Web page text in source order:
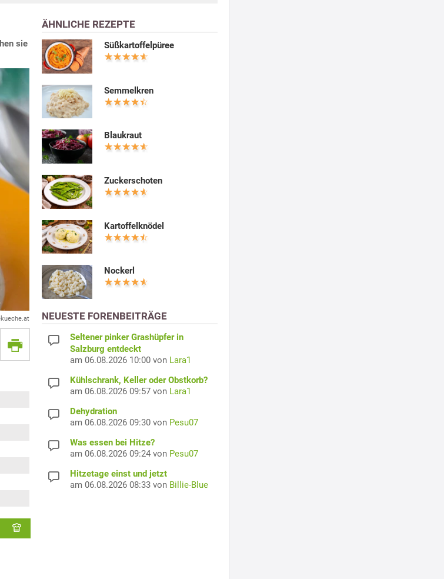
sie
ÄHNLICHE REZEPTE
Süßkartoffelpüree
Semmelkren
Blaukraut
Zuckerschoten
Kartoffelknödel
Nockerl
NEUESTE FORENBEITRÄGE
Seltener pinker Grashüpfer in
Salzburg entdeckt
am 06.08.2026 10:00 von Lara1
Kühlschrank, Keller oder Obstkorb?
am 06.08.2026 09:57 von Lara1
Dehydration
am 06.08.2026 09:30 von Pesu07
Was essen bei Hitze?
am 06.08.2026 09:24 von Pesu07
Hitzetage einst und jetzt
am 06.08.2026 08:33 von Billie-Blue